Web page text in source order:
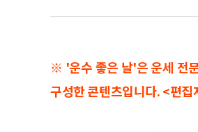
※ '운수 좋은 날'은 운세 전
구성한 콘텐츠입니다. <편집